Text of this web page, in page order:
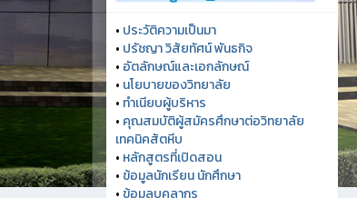
• ประวัติความเป็นมา
• ปรัชญา วิสัยทัศน์ พันธกิจ
• อัตลักษณ์และเอกลักษณ์
• นโยบายของวิทยาลัย
• ทำเนียบผู้บริหาร
• คุณสมบัติผู้สมัครศึกษาต่อวิทยาลัย
เทคนิคสัตหีบ
• หลักสูตรที่เปิดสอน
• ข้อมูลนักเรียน นักศึกษา
• ข้อมูลบุคลากร